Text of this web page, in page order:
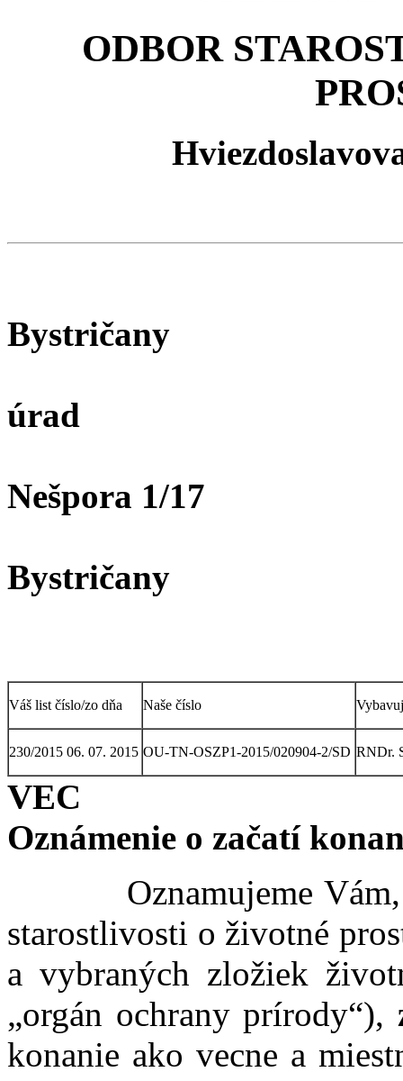
ODBOR
Bystričany
úrad
Nešpora 1/17
Bystričany
Váš list číslo/zo dňa Naše číslo
230/2015 06. 07. 2015 OU-TN-OSZP1-2015/020904-2/SD RNDr.
VEC
Oznámenie o začatí
Oznamujeme Vám,
starostlivosti o životné
a vybraných zložiek
„orgán ochrany prírody“),
konanie ako vecne a